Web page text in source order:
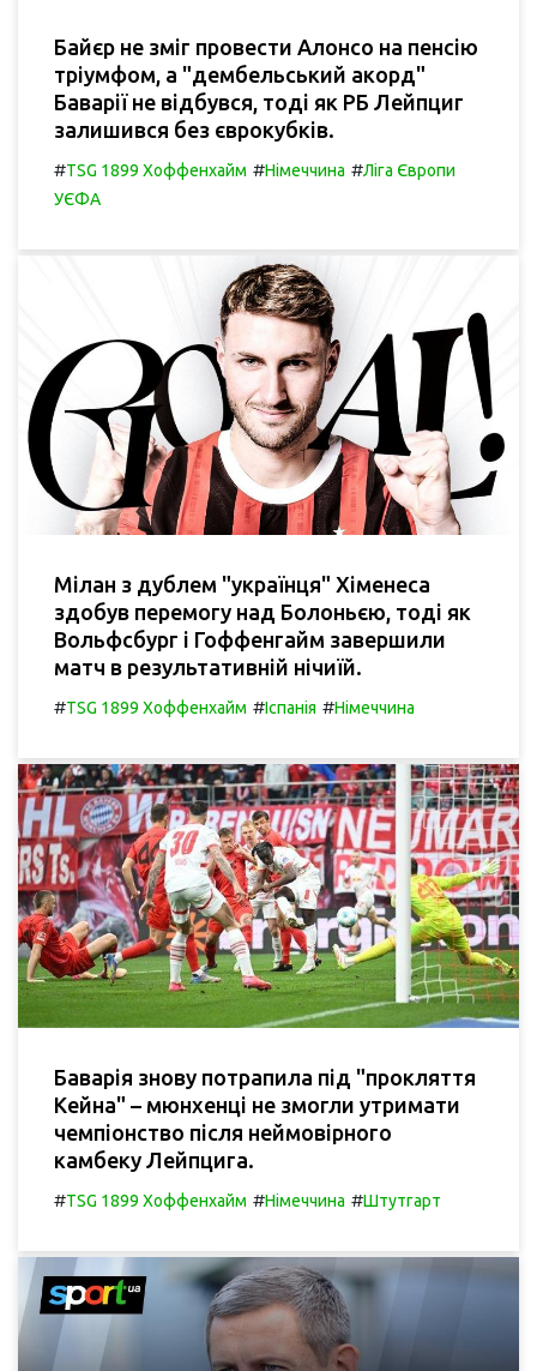
Байєр не зміг провести Алонсо на пенсію
тріумфом, а "дембельський акорд"
Баварії не відбувся, тоді як РБ Лейпциг
залишився без єврокубків.
#TSG 1899 Хоффенхайм #Німеччина #Ліга Європи
УЄФА
Мілан з дублем "українця" Хіменеса
здобув перемогу над Болоньєю, тоді як
Вольфсбург і Гоффенгайм завершили
матч в результативній нічиїй.
#TSG 1899 Хоффенхайм #Іспанія #Німеччина
Баварія знову потрапила під "прокляття
Кейна" – мюнхенці не змогли утримати
чемпіонство після неймовірного
камбеку Лейпцига.
#TSG 1899 Хоффенхайм #Німеччина #Штутгарт